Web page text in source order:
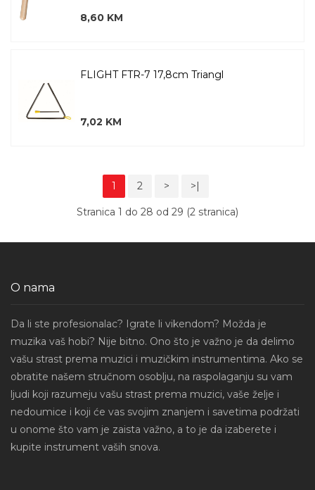
8,60 KM
FLIGHT FTR-7 17,8cm Triangl
7,02 KM
1 2 > >|
Stranica 1 do 28 od 29 (2 stranica)
O nama
Da li ste profesionalac? Igrate li vikendom? Možda je
muzika vaš hobi? Nije bitno. Ono što je važno je da delimo
vašu strast prema muzici i muzičkim instrumentima. Ako se
obratite našem stručnom osoblju, na raspolaganju su vam
ljudi koji razumeju vašu strast prema muzici, vaše želje i
nedoumice i koji će vas svojim znanjem i savetima podržati
u onome što vam je zaista važno, a to je da izaberete i
kupite instrument vaših snova.